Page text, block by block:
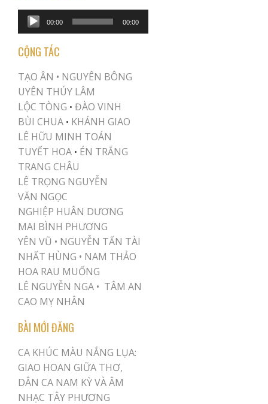
Audio
Player
00:00 00:00
CỘNG TÁC
TẠO ÂN • NGUYÊN BÔNG
UYÊN THÚY LÂM
LỘC TÒNG • ĐÀO VINH
BÙI CHUA • KHÁNH GIAO
LÊ HỮU MINH TOÁN
TUYẾT HOA • ÉN TRẮNG
TRANG CHÂU
LÊ TRỌNG NGUYỄN
VĂN NGỌC
NGHIỆP HUÂN DƯƠNG
MAI BÌNH PHƯƠNG
YÊN VŨ • NGUYỄN TẤN TÀI
NHẤT HÙNG • NAM THẢO
HOA RAU MUỐNG
LÊ NGUYỄN NGA • TÂM AN
CAO MỴ NHÂN
BÀI MỚI ĐĂNG
CA KHÚC MÀU NẮNG LỤA:
GIAO HOAN GIỮA THƠ,
DÂN CA NAM KỲ VÀ ÂM
NHẠC TÂY PHƯƠNG